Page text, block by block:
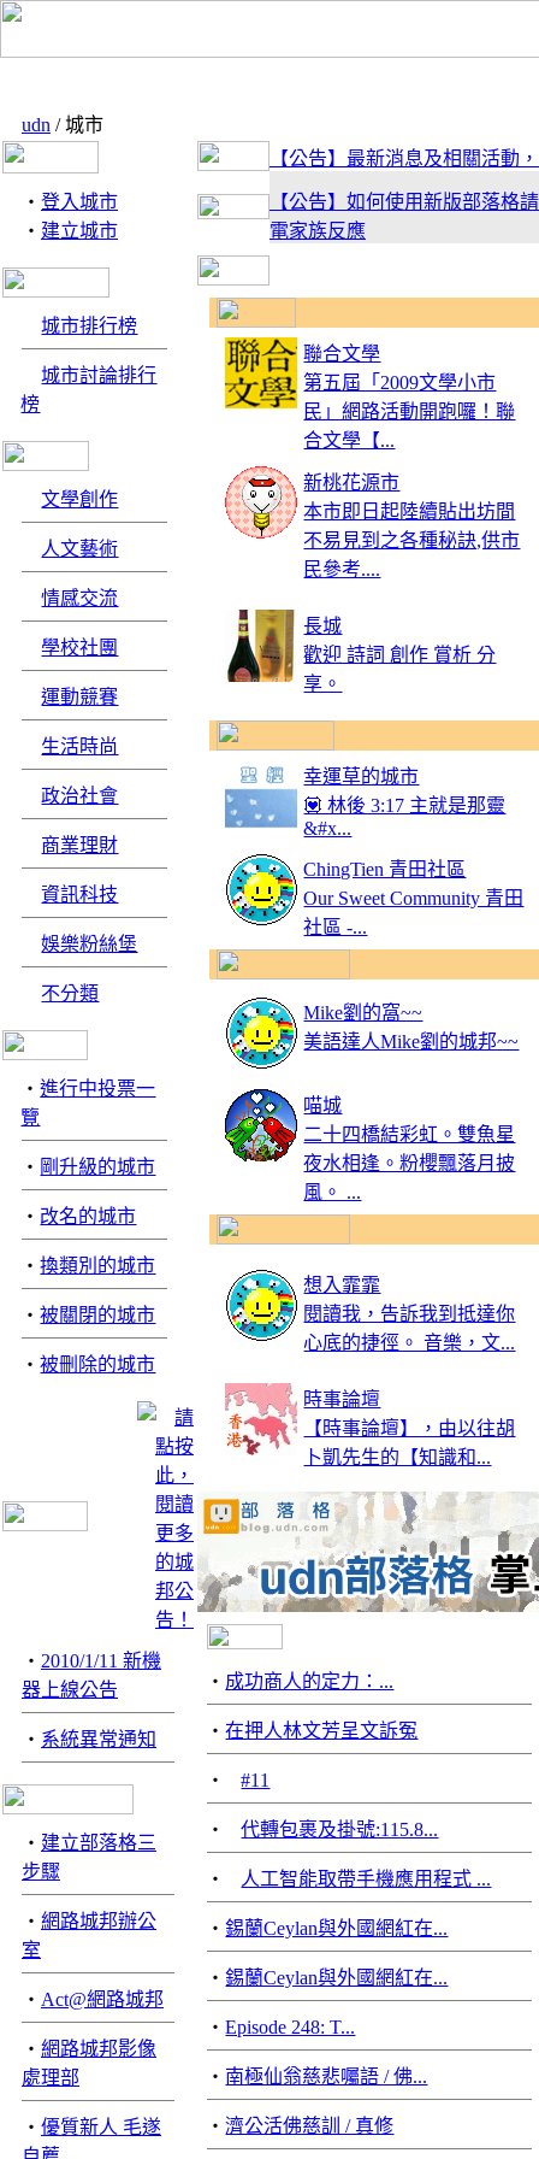
udn / 城市
‧ 登入城市
‧ 建立城市
城市排行榜
城市討論排行
榜
文學創作
人文藝術
情感交流
學校社團
運動競賽
生活時尚
政治社會
商業理財
資訊科技
娛樂粉絲堡
不分類
‧進行中投票一
覽
‧ 剛升級的城市
‧ 改名的城市
‧換類別的城市
‧被關閉的城市
‧被刪除的城市
‧ 2010/1/11 新機
器上線公告
‧ 系統異常通知
‧ 建立部落格三
步驟
‧ 網路城邦辦公
室
‧ Act@網路城邦
‧ 網路城邦影像
處理部
‧ 優質新人 毛遂
【公告】最新消息及相關活動
【公告】如何使用新版部落格
電家族反應
【公告】新版型上線！趕快去
來信跟電小二敲碗喔！
聯合文學
第五屆「2009文學小市
民」網路活動開跑囉！聯
合文學【...
新桃花源市
本市即日起陸續貼出坊間
不易見到之各種秘訣,供市
民參考....
長城
歡迎 詩詞 創作 賞析 分
享。
幸運草的城市
💟 林後 3:17 主就是那靈
&#x...
ChingTien 青田社區
Our Sweet Community 青田
社區 -...
Mike劉的窩~~
美語達人Mike劉的城邦~~
喵城
二十四橋結彩虹。雙魚星
夜水相逢。粉櫻飄落月披
風。 ...
想入霏霏
閱讀我，告訴我到抵達你
心底的捷徑。 音樂，文...
時事論壇
【時事論壇】，由以往胡
卜凱先生的【知識和...
‧ 成功商人的定力：...
‧在押人林文芳呈文訴冤
‧ #11
‧ 代轉包裹及掛號:115.8...
‧ 人工智能取帶手機應用程式 ...
‧錫蘭Ceylan與外國網紅在...
‧錫蘭Ceylan與外國網紅在...
‧Episode 248: T...
‧ 南極仙翁慈悲囑語 / 佛...
‧濟公活佛慈訓 / 真修